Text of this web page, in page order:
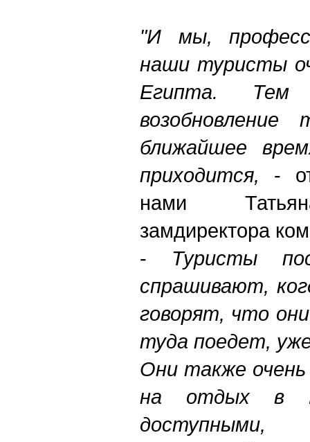
"И мы,
наши туристы
Египта.
ближайшее
приходится, -
нами
замдиректора
- Туристы
спрашивают,
говорят, что
туда поедет,
Они также
на отдых в